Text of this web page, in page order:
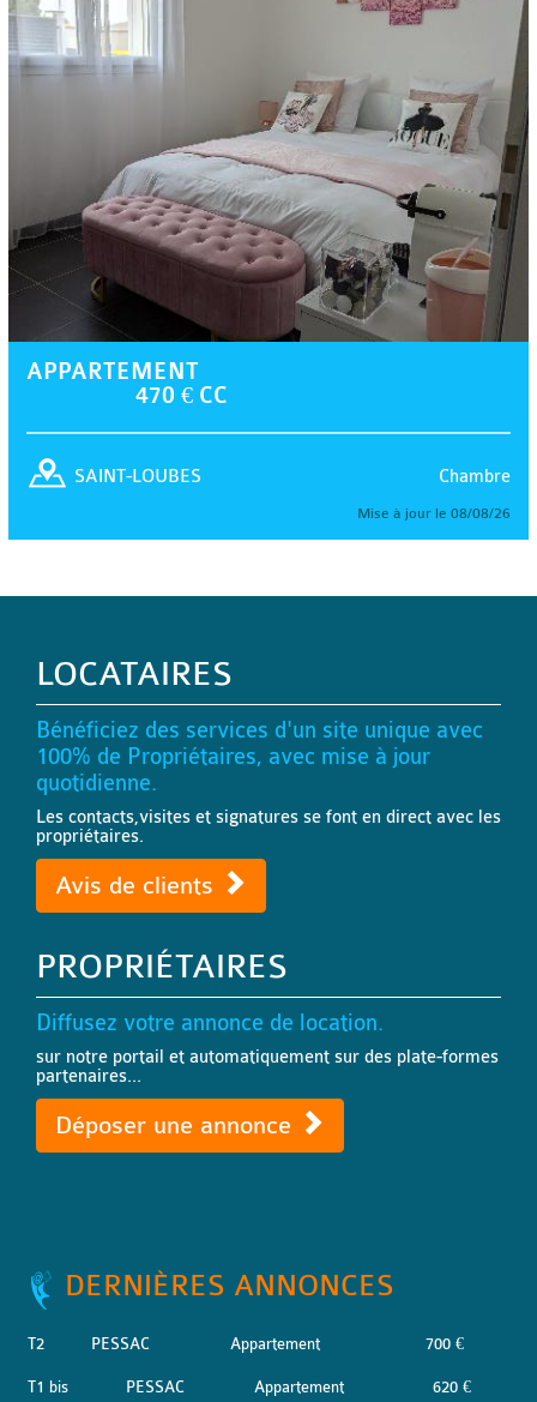
APPARTEMENT
470 € CC
Chambre
SAINT-LOUBES
Mise à jour le 08/08/26
LOCATAIRES
Bénéficiez des services d'un site unique avec
100% de Propriétaires, avec mise à jour
quotidienne.
Les contacts,visites et signatures se font en direct avec les
propriétaires.
Avis de clients
PROPRIÉTAIRES
Diffusez votre annonce de location.
sur notre portail et automatiquement sur des plate-formes
partenaires...
Déposer une annonce
DERNIÈRES ANNONCES
T2 PESSAC Appartement 700 €
T1 bis PESSAC Appartement 620 €